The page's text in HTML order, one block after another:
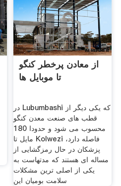
از معادن پرخطر کنگو
تا موبایل ها
در Lubumbashi که یکی دیگر از
قطب های صنعت معدن کنگو
محسوب می شود و حدودا 180
مایل تا Kolwezi فاصله دارد،
پزشکان در حال رمزگشایی از
مساله ای هستند که مدتهاست به
یکی از اصلی ترین مشکلات
سلامت بومیان این